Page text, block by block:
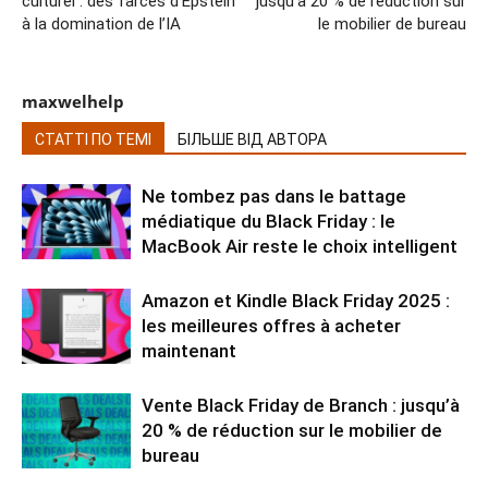
à la domination de l’IA
le mobilier de bureau
maxwelhelp
СТАТТІ ПО ТЕМІ БІЛЬШЕ ВІД АВТОРА
Ne tombez pas dans le battage
médiatique du Black Friday : le
MacBook Air reste le choix intelligent
Amazon et Kindle Black Friday 2025 :
les meilleures offres à acheter
maintenant
Vente Black Friday de Branch : jusqu’à
20 % de réduction sur le mobilier de
bureau